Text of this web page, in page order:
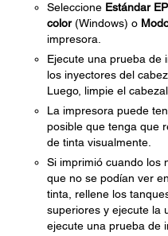
Seleccione Estándar
color(Windows) o
impresora.
Ejecute una prueba de
los inyectores del
Luego, limpie el
La impresora puede
posible que tenga que
de tinta visualmente.
Si imprimió cuando los
que no se podían ver
tinta, rellene los
superiores y ejecute la
ejecute una prueba de